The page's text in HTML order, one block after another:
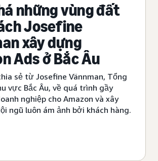
những vùng đất
Josefine
xây dựng
Ads ở Bắc Âu
sẻ từ Josefine Vännman, Tổng
vực Bắc Âu, về quá trình gầy
nghiệp cho Amazon và xây
ngũ luôn ám ảnh bởi khách hàng.